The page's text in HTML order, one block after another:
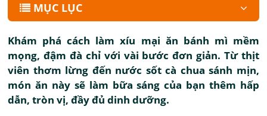
MỤC LỤC
Khám phá cách làm xíu mại ăn bánh mì mềm
mọng, đậm đà chỉ với vài bước đơn giản. Từ thịt
viên thơm lừng đến nước sốt cà chua sánh mịn,
món ăn này sẽ làm bữa sáng của bạn thêm hấp
dẫn, tròn vị, đầy đủ dinh dưỡng.